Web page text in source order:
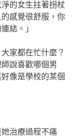
的女生拄著拐杖
感覺很舒服，你
結。」
家都在忙什麼？
說喜歡哪個男
像是學校的某個
治療過程不痛